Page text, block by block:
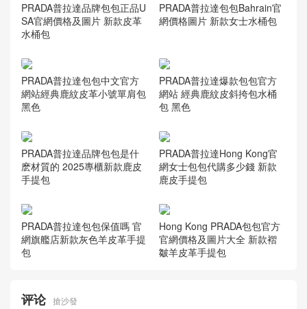
PRADA普拉達品牌包包正品U
SA官網價格及圖片 新款皮革
水桶包
PRADA普拉達包包Bahrain官
網價格圖片 新款女士水桶包
PRADA普拉達包包中文官方
網站經典鹿紋皮革小號單肩包
黑色
PRADA普拉達爆款包包官方
網站 經典鹿紋皮斜挎包水桶
包 黑色
PRADA普拉達品牌包包是什
麽材質的 2025專櫃新款鹿皮
手提包
PRADA普拉達Hong Kong官
網女士包包代購多少錢 新款
鹿皮手提包
PRADA普拉達包包保值嗎 官
網旗艦店新款灰色羊皮革手提
包
Hong Kong PRADA包包官方
官網價格及圖片大全 新款褶
皺羊皮革手提包
评论 搶沙發